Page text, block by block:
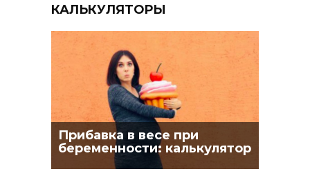
КАЛЬКУЛЯТОРЫ
Прибавка в весе при
беременности: калькулятор